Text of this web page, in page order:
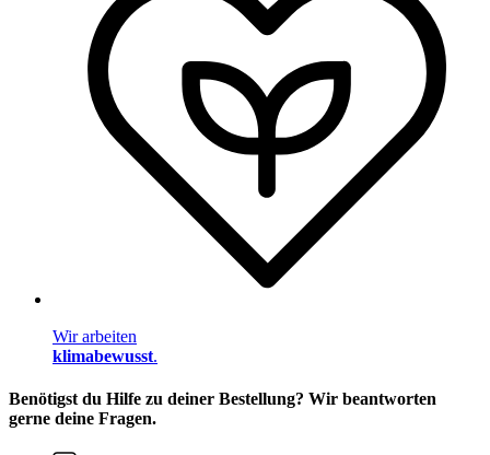
Wir arbeiten
klimabewusst.
Benötigst du Hilfe zu deiner Bestellung? Wir beantworten
gerne deine Fragen.